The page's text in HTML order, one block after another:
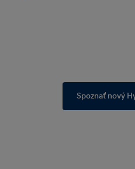
Spoznať nový